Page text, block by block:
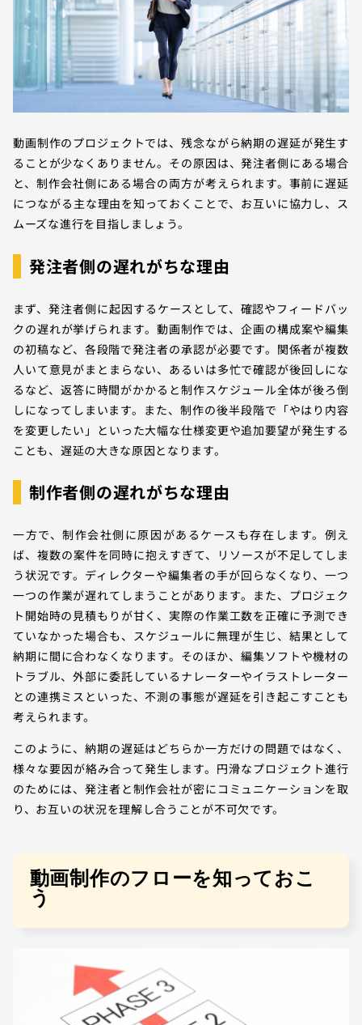
動画制作のプロジェクトでは、残念ながら納期の遅延が発生す
ることが少なくありません。その原因は、発注者側にある場合
と、制作会社側にある場合の両方が考えられます。事前に遅延
につながる主な理由を知っておくことで、お互いに協力し、ス
ムーズな進行を目指しましょう。
発注者側の遅れがちな理由
まず、発注者側に起因するケースとして、確認やフィードバッ
クの遅れが挙げられます。動画制作では、企画の構成案や編集
の初稿など、各段階で発注者の承認が必要です。関係者が複数
人いて意見がまとまらない、あるいは多忙で確認が後回しにな
るなど、返答に時間がかかると制作スケジュール全体が後ろ倒
しになってしまいます。また、制作の後半段階で「やはり内容
を変更したい」といった大幅な仕様変更や追加要望が発生する
ことも、遅延の大きな原因となります。
制作者側の遅れがちな理由
一方で、制作会社側に原因があるケースも存在します。例え
ば、複数の案件を同時に抱えすぎて、リソースが不足してしま
う状況です。ディレクターや編集者の手が回らなくなり、一つ
一つの作業が遅れてしまうことがあります。また、プロジェク
ト開始時の見積もりが甘く、実際の作業工数を正確に予測でき
ていなかった場合も、スケジュールに無理が生じ、結果として
納期に間に合わなくなります。そのほか、編集ソフトや機材の
トラブル、外部に委託しているナレーターやイラストレーター
との連携ミスといった、不測の事態が遅延を引き起こすことも
考えられます。
このように、納期の遅延はどちらか一方だけの問題ではなく、
様々な要因が絡み合って発生します。円滑なプロジェクト進行
のためには、発注者と制作会社が密にコミュニケーションを取
り、お互いの状況を理解し合うことが不可欠です。
動画制作のフローを知っておこ
う